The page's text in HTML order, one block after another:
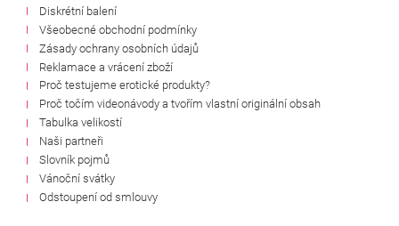
Diskrétní balení
Všeobecné obchodní podmínky
Zásady ochrany osobních údajů
Reklamace a vrácení zboží
Proč testujeme erotické produkty?
Proč točím videonávody a tvořím vlastní originální obsah
Tabulka velikostí
Naši partneři
Slovník pojmů
Vánoční svátky
Odstoupení od smlouvy